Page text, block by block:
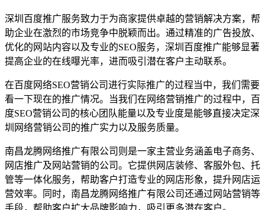
深圳百度推广服务致力于为商家提供卓越的营销解决方案，帮
助企业在激烈的市场竞争中脱颖而出。通过精准的广告投放、
优化的网站内容以及专业的SEO服务，深圳百度推广能够显著
提高企业的在线曝光率，进而吸引潜在客户主动联系。
在百度网络SEO营销公司进行实际推广的过程当中，我们需要
看一下现在的推广情况。当我们在网络营销推广的过程中，百
度SEO营销公司的核心团队能量以及专业度是能够直接决定深
圳网络营销公司的推广实力以及服务质量。
南昌龙腾网络推广有限公司则是一家主营业务涵盖电子商务、
网店推广及网站营销的公司。它提供网店装修、客服外包、托
管等一体化服务，帮助客户打造专业的网店形象，提升网店运
营效率。同时，南昌龙腾网络推广有限公司还通过网站营销等
手段，帮助客户扩大品牌影响力，吸引更多潜在客户。